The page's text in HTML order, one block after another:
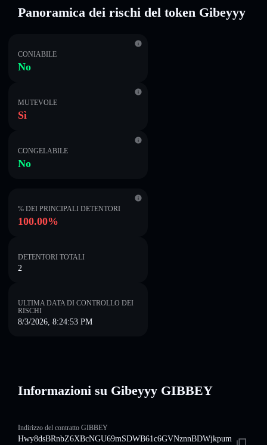
Panoramica dei rischi del token Gibeyyy
CONIABILE
No
MUTEVOLE
Sì
CONGELABILE
No
% DEI PRINCIPALI DETENTORI
100.00%
DETENTORI TOTALI
2
ULTIMA DATA DI CONTROLLO DEI
RISCHI
8/3/2026, 8:24:53 PM
Informazioni su Gibeyyy GIBBEY
Indirizzo del contratto GIBBEY
Hwy8dsBRnbZ6XBcNGU69mSDWB61c6GVNznnBDWjkpum